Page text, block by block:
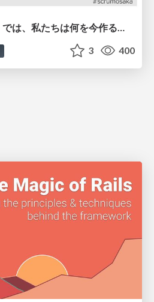
AIは実装を速くする。では、私たちは何を今作るべきか？－立場を越えてリリースに向き合ったチーム開発の実践 / 20260801 Hiromi Nakaya and Naoki Takahashi
3 400